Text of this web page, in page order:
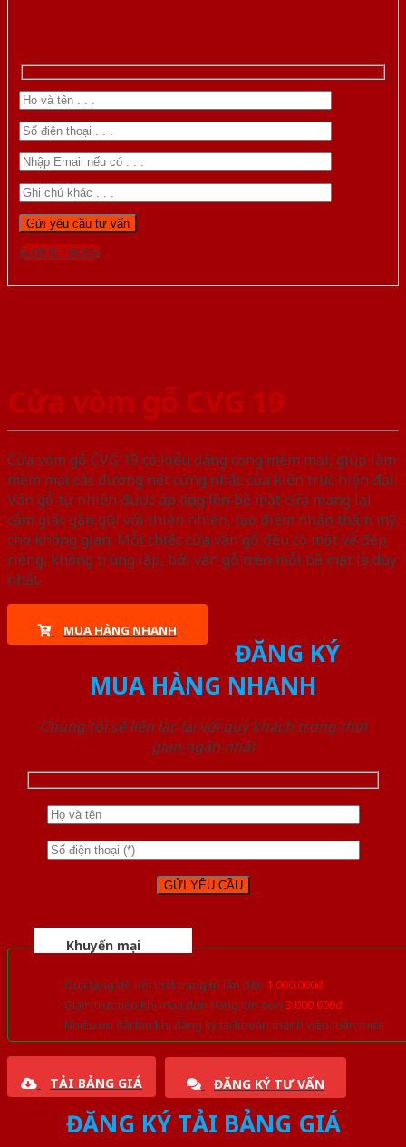
Gọi 0976.169.864
Cửa vòm gỗ CVG 19
Cửa vòm gỗ CVG 19 có kiểu dáng cong mềm mại, giúp làm
mềm mại các đường nét cứng nhắc của kiến trúc hiện đại.
Vân gỗ tự nhiên được áp dụng lên bề mặt cửa mang lại
cảm giác gần gũi với thiên nhiên, tạo điểm nhấn thẩm mỹ
cho không gian. Mỗi chiếc cửa vân gỗ đều có một vẻ đẹp
riêng, không trùng lặp, bởi vân gỗ trên mỗi bề mặt là duy
nhất.
MUA HÀNG NHANH
ĐĂNG KÝ
MUA HÀNG NHANH
Chúng tôi sẽ liên lạc lại với quý khách trong thời
gian ngắn nhất
Khuyến mại
Quà tặng đồ nội thất trang trí lên đến 1.000.000đ
Giảm trực tiếp khi mua đơn hàng lớn hơn 3.000.000đ
Nhiều ưu đãi lớn khi đăng ký tài khoản thành viên thân thiết
TẢI BẢNG GIÁ ĐĂNG KÝ TƯ VẤN
ĐĂNG KÝ TẢI BẢNG GIÁ